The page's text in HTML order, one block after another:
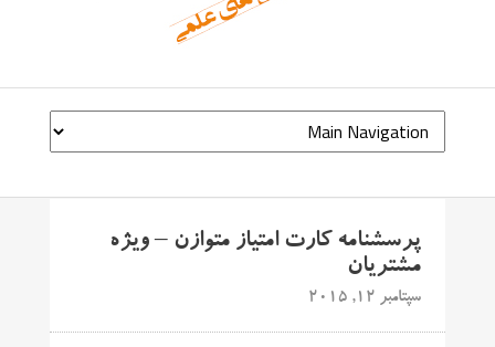
پرسشنامه کارت امتیاز متوازن – ویژه
مشتریان
سپتامبر 12, 2015